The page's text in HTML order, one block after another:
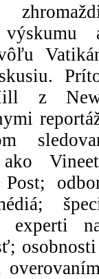
výskumu
z
Post;
experti